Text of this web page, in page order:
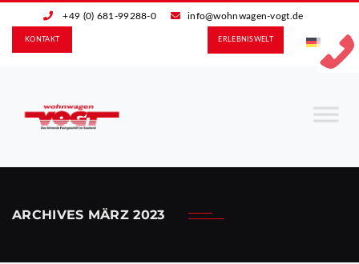
+49 (0) 681-99288-0 info@wohnwagen-vogt.de
ERLEBNIS­WELT
KONTAKT
ARCHIVES MÄRZ 2023